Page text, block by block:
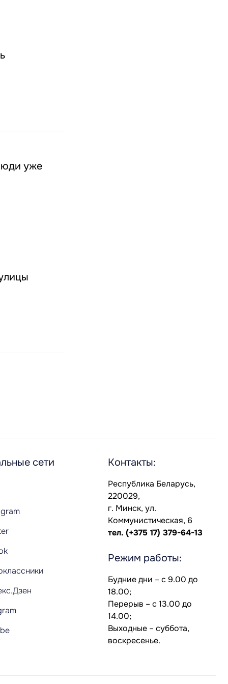
уже
сети Контакты:
Республика Беларусь,
220029,
г. Минск, ул.
Коммунистическая, 6
тел. (+375 17) 379-64-13
Режим работы:
Будние дни – с 9.00 до
18.00;
Перерыв – с 13.00 до
14.00;
Выходные – суббота,
воскресенье.